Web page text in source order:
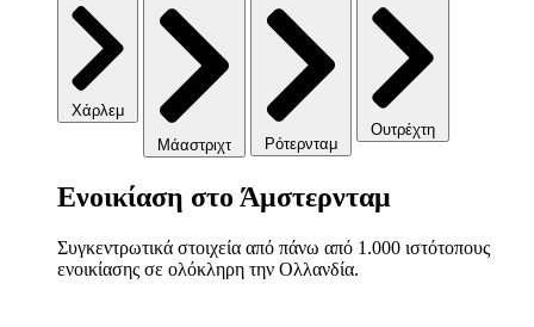
Χάρλεμ
Μάαστριχτ
Ρότερνταμ
Ουτρέχτη
Ενοικίαση στο Άμστερνταμ
Συγκεντρωτικά στοιχεία από πάνω από 1.000 ιστότοπους
ενοικίασης σε ολόκληρη την Ολλανδία.